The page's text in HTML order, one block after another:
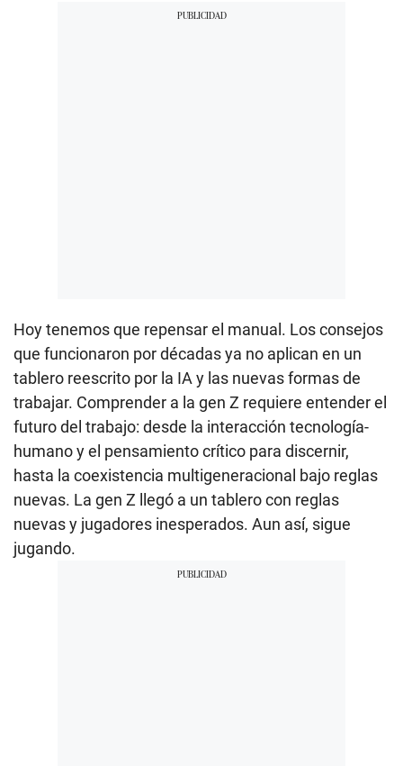
Hoy tenemos que repensar el manual. Los consejos
que funcionaron por décadas ya no aplican en un
tablero reescrito por la IA y las nuevas formas de
trabajar. Comprender a la gen Z requiere entender el
futuro del trabajo: desde la interacción tecnología-
humano y el pensamiento crítico para discernir,
hasta la coexistencia multigeneracional bajo reglas
nuevas. La gen Z llegó a un tablero con reglas
nuevas y jugadores inesperados. Aun así, sigue
jugando.